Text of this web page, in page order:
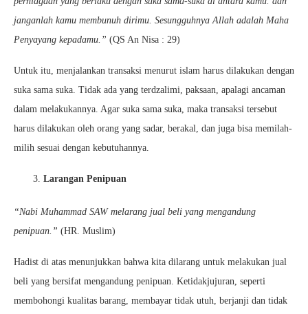
janganlah kamu membunuh dirimu. Sesungguhnya Allah adalah Maha
Penyayang kepadamu.” (QS An Nisa : 29)
Untuk itu, menjalankan transaksi menurut islam harus dilakukan dengan
suka sama suka. Tidak ada yang terdzalimi, paksaan, apalagi ancaman
dalam melakukannya. Agar suka sama suka, maka transaksi tersebut
harus dilakukan oleh orang yang sadar, berakal, dan juga bisa memilah-
milih sesuai dengan kebutuhannya.
Larangan Penipuan
“Nabi Muhammad SAW melarang jual beli yang mengandung
penipuan.” (HR. Muslim)
Hadist di atas menunjukkan bahwa kita dilarang untuk melakukan jual
beli yang bersifat mengandung penipuan. Ketidakjujuran, seperti
membohongi kualitas barang, membayar tidak utuh, berjanji dan tidak